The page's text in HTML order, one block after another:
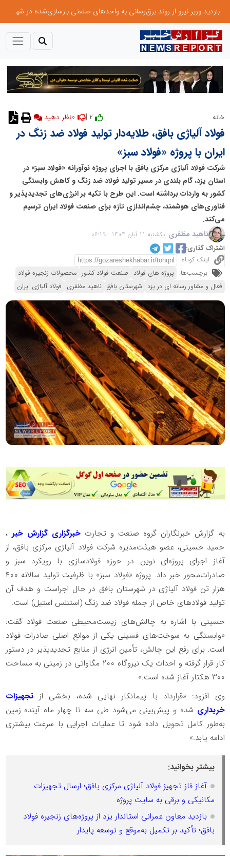
بازدید وزیر نیرو از روند برق‌رسانی به واحدهای صنعتی بازسازی‌شده در شهرک صنعتی شمس‌آباد
خانه نظر دهید
فولاد آلیاژی بافق، طلایه‌دار تولید فولاد ضد زنگ در
ایران با پروژه «فولاد سبز»
شرکت فولاد آلیاژی مرکزی بافق با اجرای پروژه نوآورانه «فولاد سبز» در
استان یزد، گام بلندی در مسیر تولید فولاد ضد زنگ و کاهش وابستگی
کشور به واردات برداشته است. این طرح با تکیه بر انرژی‌های تجدیدپذیر و
فناوری‌های هوشمند، چشم‌اندازی تازه برای صنعت فولاد ایران ترسیم
می‌کند.
ناهید مظفری یکشنبه 11 آبان 1404 - 06:15
اشتراک گذاری:
لینک کوتاه
برچسب‌ها: پروژه های فولاد صنعت فولاد کشور محصولات زنجیره فولاد
فعال و مشاور رسانه ای در یزد شهرستان بافق ناهید مظفری فولاد آلیاژی ایران
به گزارش خبرنگاران گروه صنعت و تجارت خبرگزاری گزارش خبر ،
حمید حسینی، عضو هیئت‌مدیره شرکت فولاد آلیاژی مرکزی بافق، از
آغاز اجرای پروژه‌ای نوین در حوزه فولادسازی با رویکرد سبز و
صادرات‌محور خبر داد. پروژه «فولاد سبز» با ظرفیت تولید سالانه ۴۰۰
هزار تن فولاد آلیاژی در شهرستان بافق در حال اجراست و هدف آن
تولید فولادهای خاص از جمله فولاد ضد زنگ (استنلس استیل) است.
حسینی با اشاره به چالش‌های زیست‌محیطی صنعت فولاد گفت:
«وابستگی به سوخت‌های فسیلی یکی از موانع اصلی صادرات فولاد
است. برای رفع این چالش، تأمین انرژی از منابع تجدیدپذیر در دستور
کار قرار گرفته و احداث یک نیروگاه ۲۰۰ مگاواتی در زمینی به مساحت
۳۰۰ هکتار آغاز شده است.»
وی افزود: «قرارداد با پیمانکار نهایی شده، بخشی ازتجهیزات
خریداری شده و پیش‌بینی می‌شود طی سه تا چهار ماه آینده زمین
به‌طور کامل تحویل داده شود تا عملیات اجرایی با سرعت بیشتری
ادامه یابد.»
بیشتر بخوانید:
آغاز فاز تجهیز فولاد آلیاژی مرکزی بافق؛ ارسال تجهیزات
مکانیکی و برقی به سایت پروژه
بازدید معاون عمرانی استاندار یزد از پروژه‌های زنجیره فولاد
بافق؛ تأکید بر تکمیل به‌موقع و توسعه پایدار